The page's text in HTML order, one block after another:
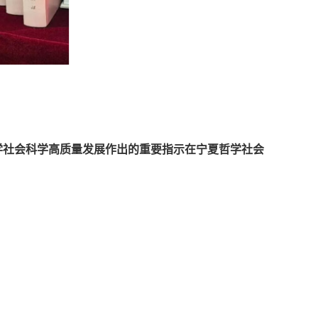
会科学高质量发展作出的重要指示在宁夏哲学社会